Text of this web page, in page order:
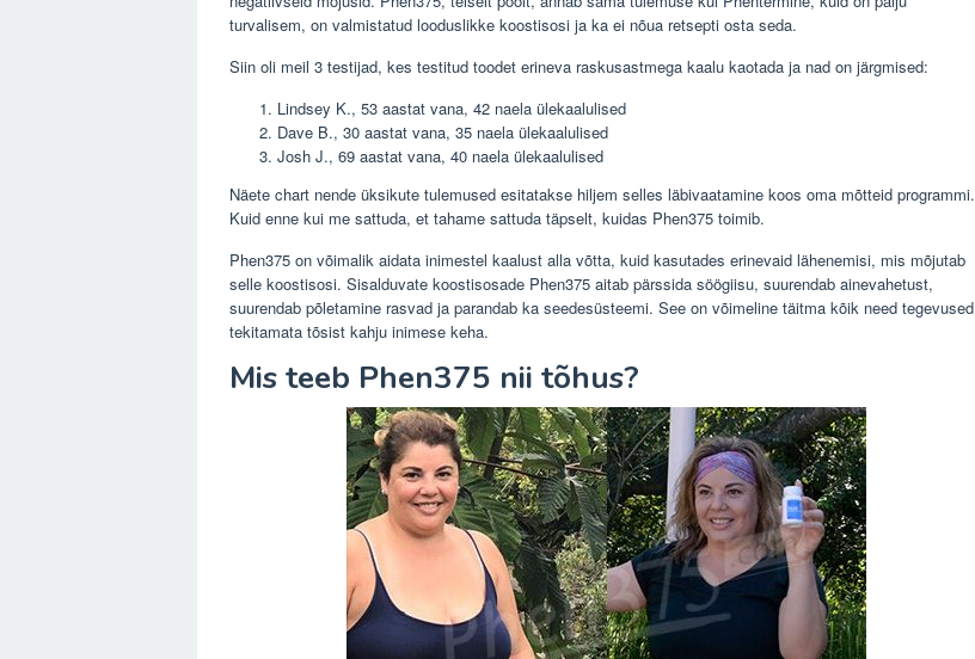
turvalisem, on valmistatud looduslikke koostisosi ja ka ei nõua retsepti osta seda.
Siin oli meil 3 testijad, kes testitud toodet erineva raskusastmega kaalu kaotada ja nad on järgmised:
Lindsey K., 53 aastat vana, 42 naela ülekaalulised
Dave B., 30 aastat vana, 35 naela ülekaalulised
Josh J., 69 aastat vana, 40 naela ülekaalulised
Näete chart nende üksikute tulemused esitatakse hiljem selles läbivaatamine koos oma mõtteid programmi.
Kuid enne kui me sattuda, et tahame sattuda täpselt, kuidas Phen375 toimib.
Phen375 on võimalik aidata inimestel kaalust alla võtta, kuid kasutades erinevaid lähenemisi, mis mõjutab
selle koostisosi. Sisalduvate koostisosade Phen375 aitab pärssida söögiisu, suurendab ainevahetust,
suurendab põletamine rasvad ja parandab ka seedesüsteemi. See on võimeline täitma kõik need tegevused
tekitamata tõsist kahju inimese keha.
Mis teeb Phen375 nii tõhus?